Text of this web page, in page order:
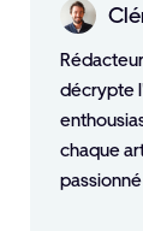
décrypte
chaque